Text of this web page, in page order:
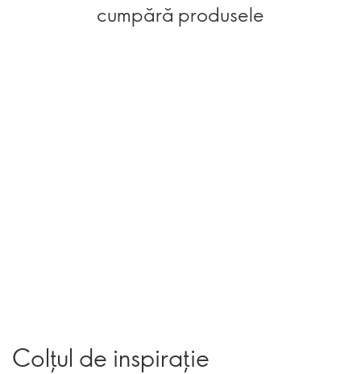
cumpără produsele
Colțul de inspirație